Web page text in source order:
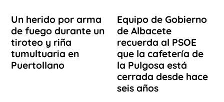
Un herido por arma
de fuego durante un
tiroteo y riña
tumultuaria en
Puertollano
Equipo de Gobierno
de Albacete
recuerda al PSOE
que la cafetería de
la Pulgosa está
cerrada desde hace
seis años